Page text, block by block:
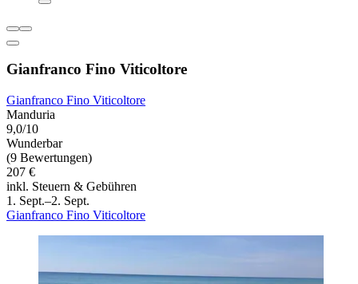
Gianfranco Fino Viticoltore
Gianfranco Fino Viticoltore
Manduria
9,0/10
Wunderbar
(9 Bewertungen)
207 €
inkl. Steuern & Gebühren
1. Sept.–2. Sept.
Gianfranco Fino Viticoltore